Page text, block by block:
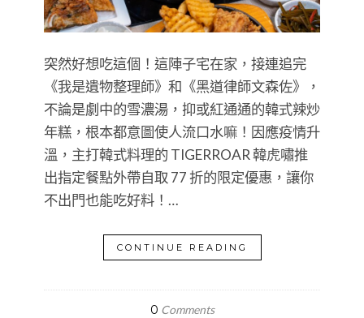
突然好想吃這個！這陣子宅在家，接連追完
《我是遺物整理師》和《黑道律師文森佐》，
不論是劇中的雪濃湯，抑或紅通通的韓式辣炒
年糕，根本都意圖使人流口水嘛！因應疫情升
溫，主打韓式料理的 TIGERROAR 韓虎嘯推
出指定餐點外帶自取 77 折的限定優惠，讓你
不出門也能吃好料！…
CONTINUE READING
0 Comments